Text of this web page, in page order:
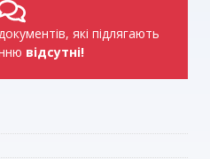
які підлягають
відсутні!